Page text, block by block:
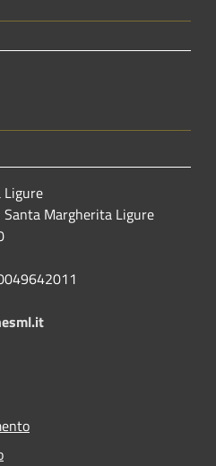
Ligure
Margherita Ligure